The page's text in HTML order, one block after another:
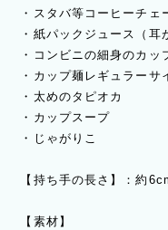
・スタバ等コーヒーチェ
・紙パックジュース（耳
・コンビニの細身のカッ
・カップ麺レギュラーサ
・太めのタピオカ
・カップスープ
・じゃがりこ
【持ち手の長さ】：約
【素材】